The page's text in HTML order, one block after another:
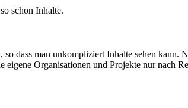
schon Inhalte.
dass man unkompliziert Inhalte sehen
Organisationen und Projekte nur nach